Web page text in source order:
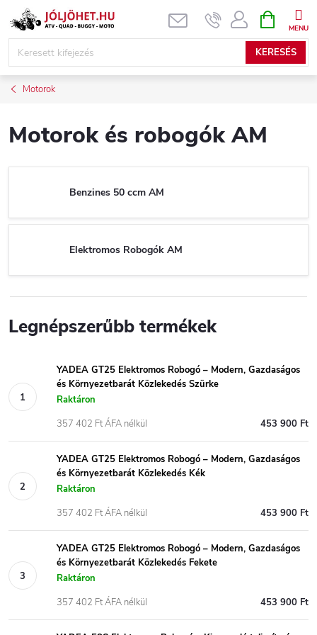
Ugrás
KERESÉS
KOSÁR
Motorok
Motorok és robogók AM
Benzines 50 ccm AM
Elektromos Robogók AM
Legnépszerűbb termékek
YADEA GT25 Elektromos Robogó – Modern, Gazdaságos
és Környezetbarát Közlekedés Szürke
Raktáron
453 900 Ft
357 402 Ft ÁFA nélkül
YADEA GT25 Elektromos Robogó – Modern, Gazdaságos
és Környezetbarát Közlekedés Kék
Raktáron
453 900 Ft
357 402 Ft ÁFA nélkül
YADEA GT25 Elektromos Robogó – Modern, Gazdaságos
és Környezetbarát Közlekedés Fekete
Raktáron
453 900 Ft
357 402 Ft ÁFA nélkül